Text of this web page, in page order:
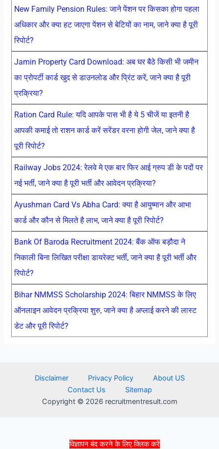
विज्ञापन बंद करने के लिए क्लिक करें
New Family Pension Rules: जाने पेंशन पर किसका होगा पहला
अधिकार और क्या हट जाएगा पेंशन से बेटियों का नाम, जाने क्या है पूरी
रिपोर्ट?
Jamin Property Card Download: अब घर बैठे किसी भी जमीन
का प्रोपर्टी कार्ड खुद से डाउनलोड और प्रिंट करें, जाने क्या है पूरी
प्रक्रिया?
Ration Card Rule: यदि आपके पास भी है ये 5 चीजें या इतनी है
आपकी कमाई तो राशन कार्ड करें सरेंडर वरना होगी जेल, जाने क्या है
पूरी रिपोर्ट?
Railway Jobs 2024: रेलवे मे एक बार फिर आई ग्रुप डी के पदों पर
नई भर्ती, जाने क्या है पूरी भर्ती और आवेदन प्रक्रिया?
Ayushman Card Vs Abha Card: क्या है आयुष्मान और आभा
कार्ड और कौन से मिलते है लाभ, जाने क्या है पूरी रिपोर्ट?
Bank Of Baroda Recruitment 2024: बैंक ऑफ बड़ौदा ने
निकाली बिना लिखित परीक्षा डायरेक्ट भर्ती, जाने क्या है पूरी भर्ती और
रिपोर्ट?
Bihar NMMSS Scholarship 2024: बिहार NMMSS के लिए
ऑनलाइन आवेदन प्रक्रिया शुरु, जाने क्या है अप्लाई करने की लास्ट
डेट और पूरी रिपोर्ट?
Disclaimer Privacy Policy
About US
Contact Us
Sitemap
Copyright © 2026 recruitmentresult.com